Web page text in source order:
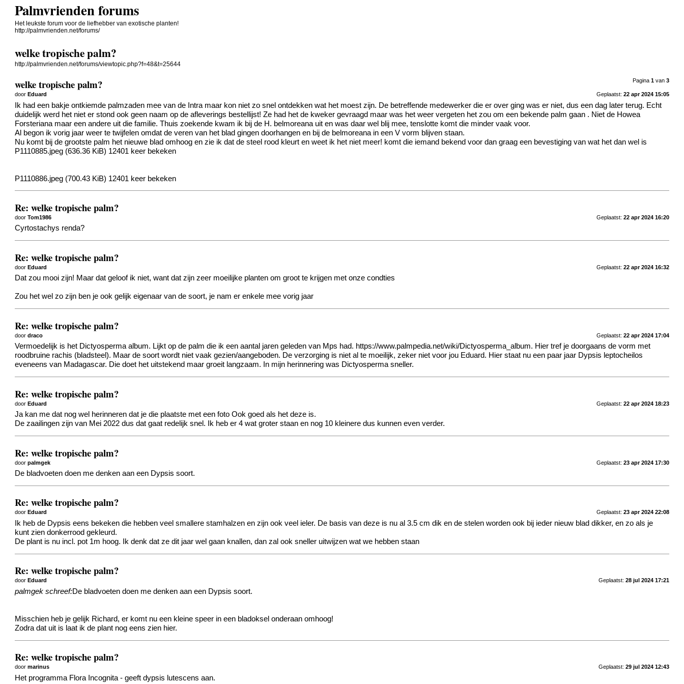
Palmvrienden forums
Het leukste forum voor de liefhebber van exotische planten!
http://palmvrienden.net/forums/
welke tropische palm?
http://palmvrienden.net/forums/viewtopic.php?f=48&t=25644
Pagina 1van 3
welke tropische palm?
Geplaatst: 22 apr 2024 15:05
doorEduard
Ik had een bakje ontkiemde palmzaden mee van de Intra maar kon niet zo snel ontdekken wat het moest zijn. De betreffende medewerker die er over ging was er niet, dus een dag later terug. Echt
duidelijk werd het niet er stond ook geen naam op de afleverings bestellijst! Ze had het de kweker gevraagd maar was het weer vergeten het zou om een bekende palm gaan . Niet de Howea
Forsteriana maar een andere uit die familie. Thuis zoekende kwam ik bij de H. belmoreana uit en was daar wel blij mee, tenslotte komt die minder vaak voor.
Al begon ik vorig jaar weer te twijfelen omdat de veren van het blad gingen doorhangen en bij de belmoreana in een V vorm blijven staan.
Nu komt bij de grootste palm het nieuwe blad omhoog en zie ik dat de steel rood kleurt en weet ik het niet meer! komt die iemand bekend voor dan graag een bevestiging van wat het dan wel is
P1110885.jpeg (636.36 KiB) 12401 keer bekeken
P1110886.jpeg (700.43 KiB) 12401 keer bekeken
Re: welke tropische palm?
Geplaatst: 22 apr 2024 16:20
doorTom1986
Cyrtostachys renda?
Re: welke tropische palm?
Geplaatst: 22 apr 2024 16:32
doorEduard
Dat zou mooi zijn! Maar dat geloof ik niet, want dat zijn zeer moeilijke planten om groot te krijgen met onze condties
Zou het wel zo zijn ben je ook gelijk eigenaar van de soort, je nam er enkele mee vorig jaar
Re: welke tropische palm?
Geplaatst: 22 apr 2024 17:04
doordraco
Vermoedelijk is het Dictyosperma album. Lijkt op de palm die ik een aantal jaren geleden van Mps had. https://www.palmpedia.net/wiki/Dictyosperma_album. Hier tref je doorgaans de vorm met
roodbruine rachis (bladsteel). Maar de soort wordt niet vaak gezien/aangeboden. De verzorging is niet al te moeilijk, zeker niet voor jou Eduard. Hier staat nu een paar jaar Dypsis leptocheilos
eveneens van Madagascar. Die doet het uitstekend maar groeit langzaam. In mijn herinnering was Dictyosperma sneller.
Re: welke tropische palm?
Geplaatst: 22 apr 2024 18:23
doorEduard
Ja kan me dat nog wel herinneren dat je die plaatste met een fotoOok goed als het deze is.
De zaailingen zijn van Mei 2022 dus dat gaat redelijk snel. Ik heb er 4 wat groter staan en nog 10 kleinere dus kunnen even verder.
Re: welke tropische palm?
Geplaatst: 23 apr 2024 17:30
doorpalmgek
De bladvoeten doen me denken aan een Dypsis soort.
Re: welke tropische palm?
Geplaatst: 23 apr 2024 22:08
door Eduard
Ik heb de Dypsis eens bekeken die hebben veel smallere stamhalzen en zijn ook veel ieler. De basis van deze is nu al 3.5 cm dik en de stelen worden ook bij ieder nieuw blad dikker, en zo als je
kunt zien donkerrood gekleurd.
De plant is nu incl. pot 1m hoog. Ik denk dat ze dit jaar wel gaan knallen, dan zal ook sneller uitwijzen wat we hebben staan
Re: welke tropische palm?
Geplaatst: 28 jul 2024 17:21
door Eduard
palmgek schreef:De bladvoeten doen me denken aan een Dypsis soort.
Misschien heb je gelijk Richard, er komt nu een kleine speer in een bladoksel onderaan omhoog!
Zodra dat uit is laat ik de plant nog eens zien hier.
Re: welke tropische palm?
Geplaatst: 29 jul 2024 12:43
doormarinus
Het programma Flora Incognita - geeft dypsis lutescens aan.